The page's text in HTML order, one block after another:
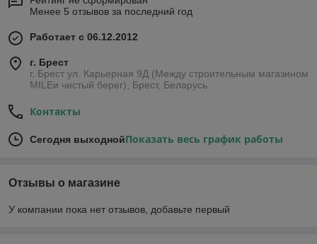
Менее 5 отзывов за последний год
Работает с 06.12.2012
г. Брест
г. Брест ул. Карьерная 9Д (Между строительным магазином
MILEи чистый берег), Брест, Беларусь
Контакты
Сегодня выходнойПоказать весь график работы
Отзывы о магазине
У компании пока нет отзывов, добавьте первый